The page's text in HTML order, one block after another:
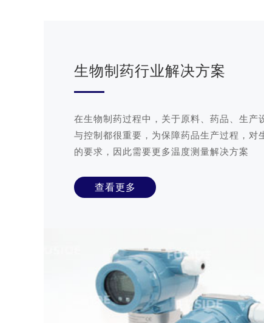
生物制药行业解决方案
在生物制药过程中，关于原料、药品、生产
与控制都很重要，为保障药品生产过程，对
的要求，因此需要更多温度测量解决方案
查看更多